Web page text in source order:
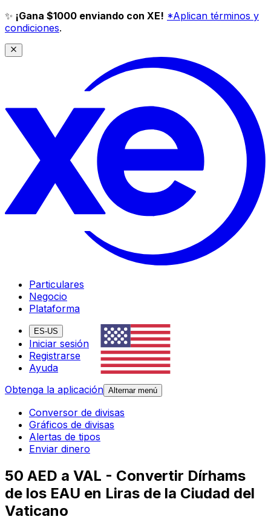
✨ ¡Gana $1000 enviando con XE! *Aplican términos y
condiciones.
Particulares
Negocio
Plataforma
ES-US
Iniciar sesión
Registrarse
Ayuda
Obtenga la aplicación Alternar menú
Conversor de divisas
Gráficos de divisas
Alertas de tipos
Enviar dinero
50 AED a VAL - Convertir Dírhams
de los EAU en Liras de la Ciudad del
Vaticano